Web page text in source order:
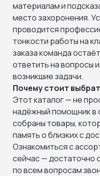
материалам и
место захоронения.
проводится
тонкости работы на
заказа команда
ответить на вопросы
возникшие задачи.
Почему стоит
Этот каталог — не
надёжный помощник в
собраны товары,
память о близких с
Ознакомиться с
сейчас — достаточно
по всем вопросам